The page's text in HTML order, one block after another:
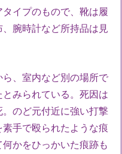
イプのもので、靴は履
腕時計など所持品は見
、室内など別の場所で
みられている。死因は
のど元付近に強い打撃
手で殴られたような痕
かをひっかいた痕跡も